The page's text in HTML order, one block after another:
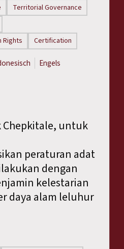
Territorial Governance
Rights
Certification
Engels
Chepkitale, untuk
peraturan adat
dengan
kelestarian
daya alam leluhur